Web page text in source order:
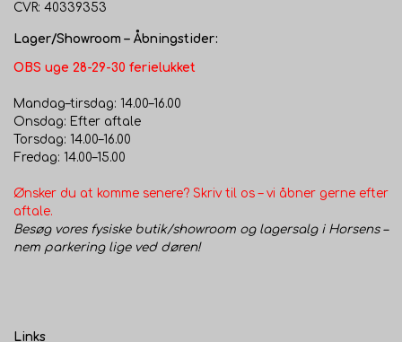
CVR: 40339353
Lager/Showroom – Åbningstider:
OBS uge 28-29-30 ferielukket
Mandag–tirsdag: 14.00–16.00
Onsdag: Efter aftale
Torsdag: 14.00–16.00
Fredag: 14.00–15.00
Ønsker du at komme senere? Skriv til os – vi åbner gerne efter
aftale.
Besøg vores fysiske butik/showroom og lagersalg i Horsens –
nem parkering lige ved døren!
Links